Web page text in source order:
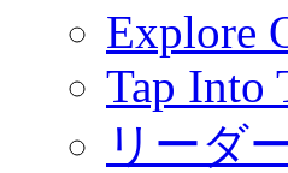
Explore
Tap Into
リーダ